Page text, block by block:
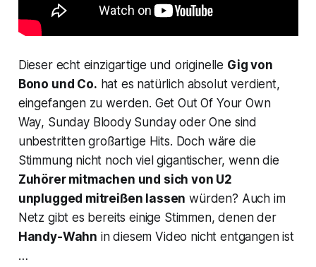
Dieser echt einzigartige und originelle Gig von
Bono und Co. hat es natürlich absolut verdient,
eingefangen zu werden. Get Out Of Your Own
Way, Sunday Bloody SundayoderOne sind
unbestritten großartige Hits. Doch wäre die
Stimmung nicht noch viel gigantischer, wenn die
Zuhörer mitmachen und sich von U2
unplugged mitreißen lassen würden? Auch im
Netz gibt es bereits einige Stimmen, denen der
Handy-Wahn in diesem Video nicht entgangen ist
…